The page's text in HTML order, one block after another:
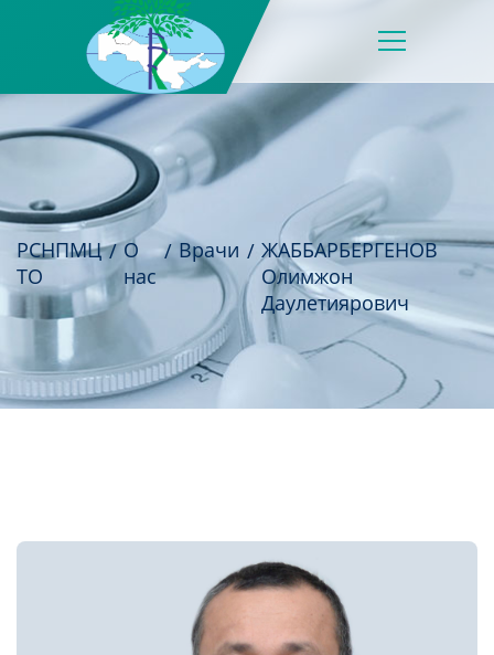
РСНПМЦ
ТО
О
нас
Врачи
ЖАББАРБЕРГЕНОВ
Олимжон
Даулетиярович